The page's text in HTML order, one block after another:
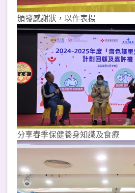
頒發感謝狀，以作表揚
分享春季保健養身知識及食療